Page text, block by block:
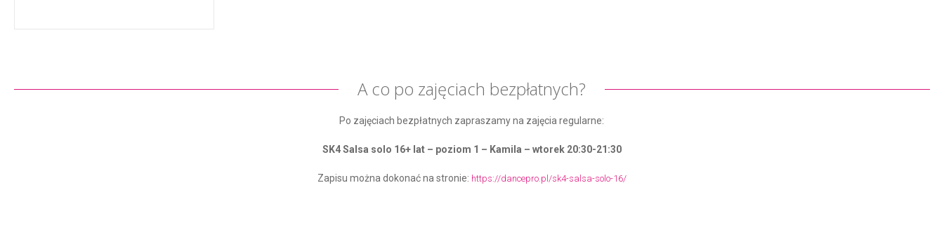
A co po zajęciach bezpłatnych?
Po zajęciach bezpłatnych zapraszamy na zajęcia regularne:
SK4 Salsa solo 16+ lat – poziom 1 – Kamila – wtorek 20:30-21:30
Zapisu można dokonać na stronie: https://dancepro.pl/sk4-salsa-solo-16/